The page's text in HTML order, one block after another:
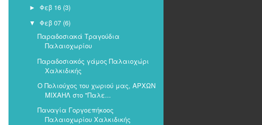
► Φεβ 16 (3)
▼ Φεβ 07 (6)
Παραδοσιακά Τραγούδια
Παλαιοχωρίου
Παραδοσιακός γάμος Παλαιοχώρι
Χαλκιδικής
Ο Πολιούχος του χωριού μας, ΑΡΧΩΝ
ΜΙΧΑΗΛ στο "Παλε...
Παναγία Γοργοεπήκοος
Παλαιοχωρίου Χαλκιδικής